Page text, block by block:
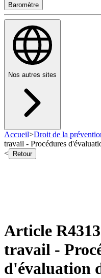
Baromètre
Nos autres sites
Accueil>Droit de la
travail - Procédures
<
Retour
Article
travail -
d'évaluation